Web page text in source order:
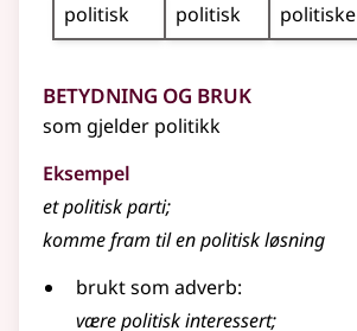
politisk
politisk politiske
Betydning og bruk
som gjelder politikk
Eksempel
et politisk parti;
komme fram til en politisk løsning
brukt som adverb:
være politisk interessert;